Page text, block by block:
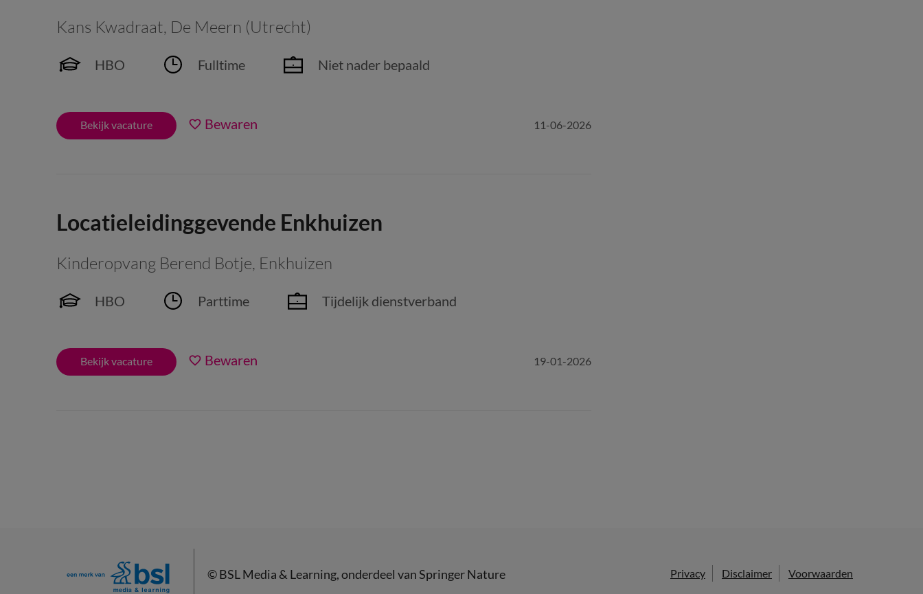
Kans Kwadraat, De Meern (Utrecht)
HBO Fulltime Niet nader bepaald
Bekijk vacature Bewaren 11-06-2026
Locatieleidinggevende Enkhuizen
Kinderopvang Berend Botje, Enkhuizen
HBO Parttime Tijdelijk dienstverband
Bekijk vacature Bewaren 19-01-2026
Privacy Disclaimer Voorwaarden
©BSL Media & Learning, onderdeel vanSpringer Nature